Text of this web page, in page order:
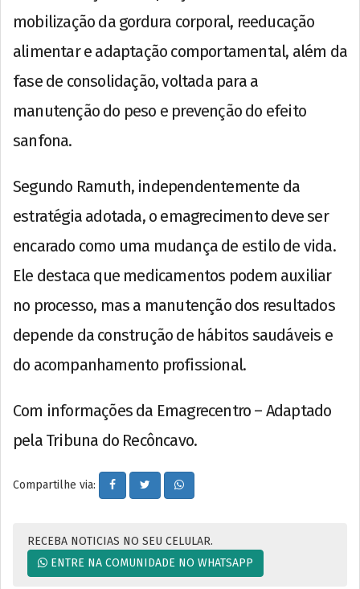
mobilização da gordura corporal, reeducação
alimentar e adaptação comportamental, além da
fase de consolidação, voltada para a
manutenção do peso e prevenção do efeito
sanfona.
Segundo Ramuth, independentemente da
estratégia adotada, o emagrecimento deve ser
encarado como uma mudança de estilo de vida.
Ele destaca que medicamentos podem auxiliar
no processo, mas a manutenção dos resultados
depende da construção de hábitos saudáveis e
do acompanhamento profissional.
Com informações da Emagrecentro – Adaptado
pela Tribuna do Recôncavo.
Compartilhe via:
RECEBA NOTICIAS NO SEU CELULAR.
ENTRE NA COMUNIDADE NO WHATSAPP